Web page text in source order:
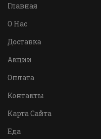
Главная
О Нас
Доставка
Акции
Оплата
Контакты
Карта Сайта
Еда